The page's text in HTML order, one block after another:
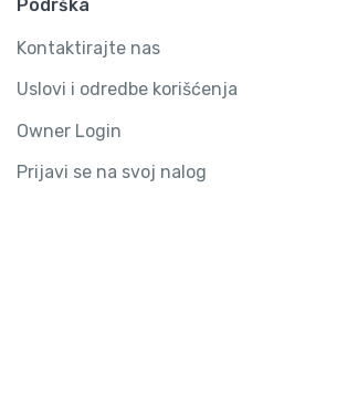
Podrška
Kontaktirajte nas
Uslovi i odredbe korišćenja
Owner Login
Prijavi se na svoj nalog